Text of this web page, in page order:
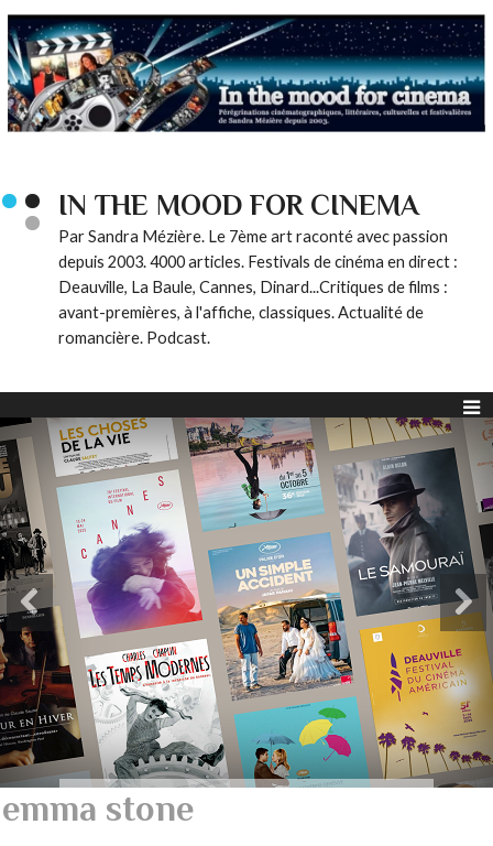
IN THE MOOD FOR CINEMA
Par Sandra Mézière. Le 7ème art raconté avec passion
depuis 2003. 4000 articles. Festivals de cinéma en direct :
Deauville, La Baule, Cannes, Dinard...Critiques de films :
avant-premières, à l'affiche, classiques. Actualité de
romancière. Podcast.
emma stone